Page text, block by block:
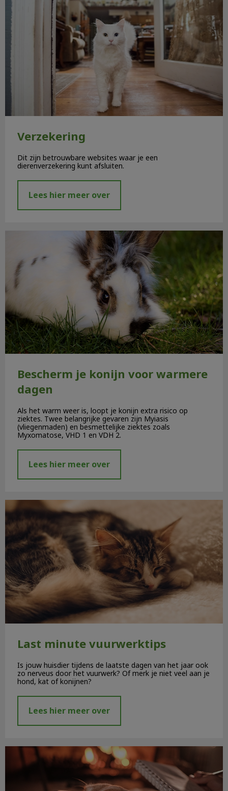
Verzekering
Dit zijn betrouwbare websites waar je een
dierenverzekering kunt afsluiten.
Lees hier meer over
Bescherm je konijn voor warmere dagen
Bescherm je konijn voor warmere
dagen
Als het warm weer is, loopt je konijn extra risico op
ziektes. Twee belangrijke gevaren zijn Myiasis
(vliegenmaden) en besmettelijke ziektes zoals
Myxomatose, VHD 1 en VDH 2.
Lees hier meer over
Last minute vuurwerktips
Last minute vuurwerktips
Is jouw huisdier tijdens de laatste dagen van het jaar ook
zo nerveus door het vuurwerk? Of merk je niet veel aan je
hond, kat of konijnen?
Lees hier meer over
Vuurwerkangst bij hond of kat